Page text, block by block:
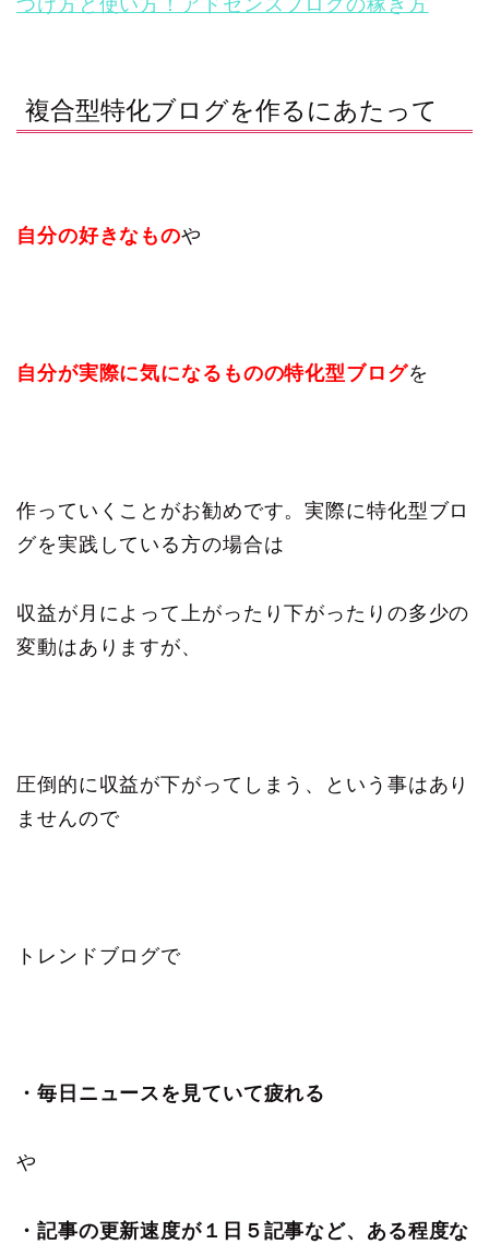
複合型特化ブログを作るにあたって
自分の好きなものや
自分が実際に気になるものの特化型ブログを
作っていくことがお勧めです。実際に特化型ブロ
グを実践している方の場合は
収益が月によって上がったり下がったりの多少の
変動はありますが、
圧倒的に収益が下がってしまう、という事はあり
ませんので
トレンドブログで
・毎日ニュースを見ていて疲れる
や
・記事の更新速度が１日５記事など、ある程度な